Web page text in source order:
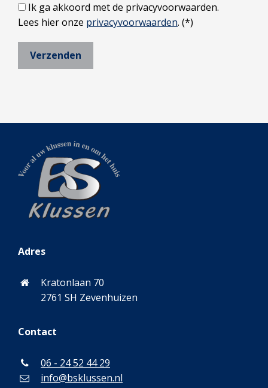
Ik ga akkoord met de privacyvoorwaarden.
Lees hier onze privacyvoorwaarden. (*)
Adres
Kratonlaan 70
2761 SH Zevenhuizen
Contact
06 - 24 52 44 29
info@bsklussen.nl